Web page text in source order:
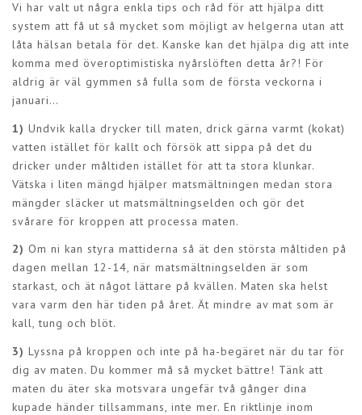
Vi har valt ut några enkla tips och råd för att hjälpa ditt
system att få ut så mycket som möjligt av helgerna utan att
låta hälsan betala för det. Kanske kan det hjälpa dig att inte
komma med överoptimistiska nyårslöften detta år?! För
aldrig är väl gymmen så fulla som de första veckorna i
januari…
1) Undvik kalla drycker till maten, drick gärna varmt (kokat)
vatten istället för kallt och försök att sippa på det du
dricker under måltiden istället för att ta stora klunkar.
Vätska i liten mängd hjälper matsmältningen medan stora
mängder släcker ut matsmältningselden och gör det
svårare för kroppen att processa maten.
2) Om ni kan styra mattiderna så ät den största måltiden på
dagen mellan 12-14, när matsmältningselden är som
starkast, och ät något lättare på kvällen. Maten ska helst
vara varm den här tiden på året. Ät mindre av mat som är
kall, tung och blöt.
3) Lyssna på kroppen och inte på ha-begäret när du tar för
dig av maten. Du kommer må så mycket bättre! Tänk att
maten du äter ska motsvara ungefär två gånger dina
kupade händer tillsammans, inte mer. En riktlinje inom